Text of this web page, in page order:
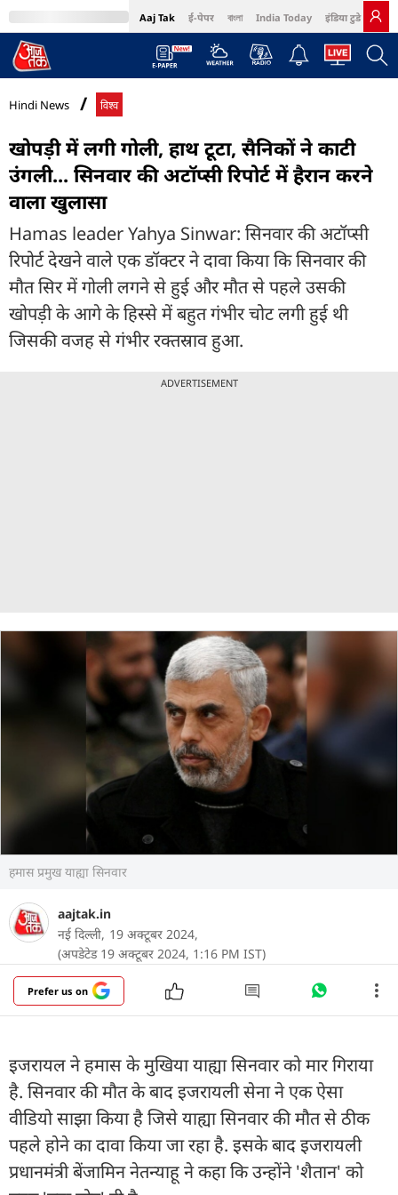
Aaj Tak ई-पेपर বাংলা India Today इंडिया टुडे हिंदी
MumbaiTak Cosmopolitan Harper's Bazaar Northeast
Hindi News विश्व
खोपड़ी में लगी गोली, हाथ टूटा, सैनिकों ने काटी
उंगली... सिनवार की अटॉप्सी रिपोर्ट में हैरान करने
वाला खुलासा
Hamas leader Yahya Sinwar: सिनवार की अटॉप्सी
रिपोर्ट देखने वाले एक डॉक्टर ने दावा किया कि सिनवार की
मौत सिर में गोली लगने से हुई और मौत से पहले उसकी
खोपड़ी के आगे के हिस्से में बहुत गंभीर चोट लगी हुई थी
जिसकी वजह से गंभीर रक्तस्राव हुआ.
ADVERTISEMENT
हमास प्रमुख याह्या सिनवार
aajtak.in
नई दिल्ली, 19 अक्टूबर 2024,
(अपडेटेड 19 अक्टूबर 2024, 1:16 PM IST)
Prefer us on
इजरायल ने हमास के मुखिया याह्या सिनवार को मार गिराया
है. सिनवार की मौत के बाद इजरायली सेना ने एक ऐसा
वीडियो साझा किया है जिसे याह्या सिनवार की मौत से ठीक
पहले होने का दावा किया जा रहा है. इसके बाद इजरायली
प्रधानमंत्री बेंजामिन नेतन्याहू ने कहा कि उन्होंने 'शैतान' को